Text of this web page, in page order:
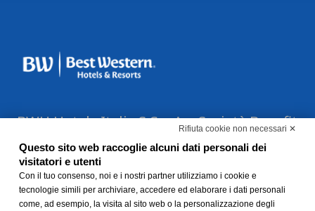
BWH Hotels Italia S.C.p.A. - Società Benefit
- via Livraghi, 1/b - 20126 Milano - P.IVA
06865290156 -
-Privacy Policy-Modello 231 e
Whistleblowing
Rifiuta cookie non necessari ✕
Questo sito web raccoglie alcuni dati personali dei
visitatori e utenti
Con il tuo consenso, noi e i nostri partner utilizziamo i cookie e
tecnologie simili per archiviare, accedere ed elaborare i dati personali
come, ad esempio, la visita al sito web o la personalizzazione degli